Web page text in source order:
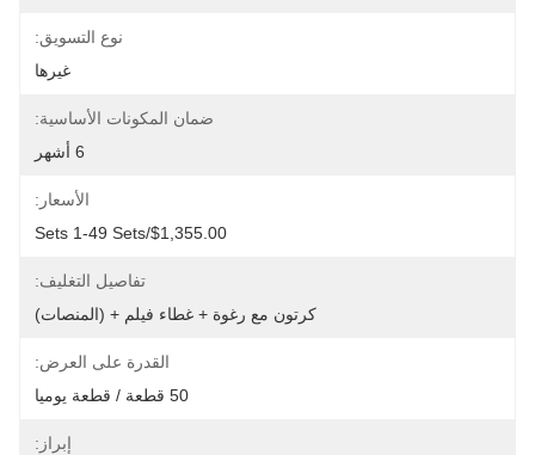
نوع التسويق:
غيرها
ضمان المكونات الأساسية:
6 أشهر
الأسعار:
$1,355.00/sets 1-49 Sets
تفاصيل التغليف:
كرتون مع رغوة + غطاء فيلم + (المنصات)
القدرة على العرض:
50 قطعة / قطعة يوميا
إبراز: